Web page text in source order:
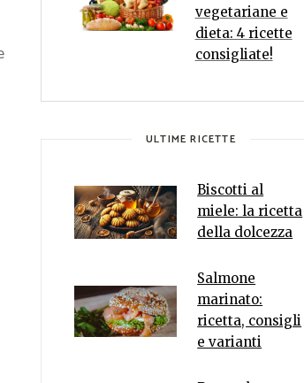
vegetariane e
dieta: 4 ricette
consigliate!
ULTIME RICETTE
Biscotti al
miele: la ricetta
della dolcezza
Salmone
marinato:
ricetta, consigli
e varianti